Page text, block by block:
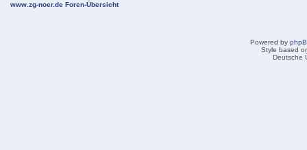
www.zg-noer.de Foren-Übersicht
Powered by
Style based
Deutsche